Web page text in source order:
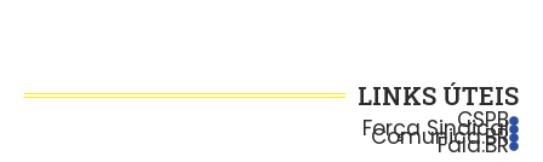
LINKS ÚTEIS
CSPB
Força Sindical
Comunica.BR
Fala.BR